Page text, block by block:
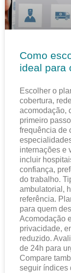
Como
ideal para
Escolher o
cobertura,
acomodação,
primeiro
frequência de
internações e
incluir
confiança,
do trabalho.
ambulatorial,
referência.
para quem
Acomodação
privacidade,
reduzido.
de 24h para
Compare
seguir índices